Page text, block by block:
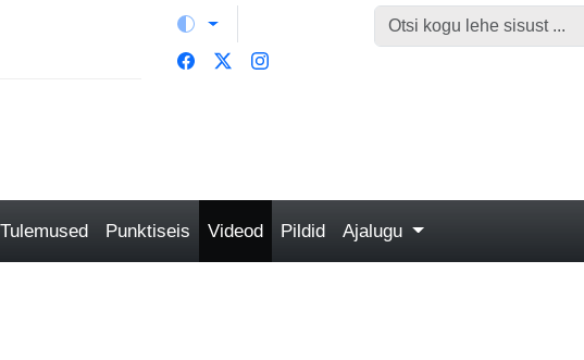
Tulemused Punktiseis Videod Pildid Ajalugu